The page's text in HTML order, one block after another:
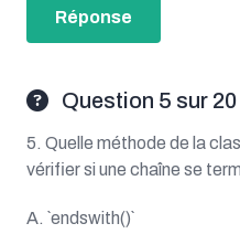
Réponse
Question 5 sur 20
5. Quelle méthode de la
vérifier si une chaîne se
A. `endswith()`